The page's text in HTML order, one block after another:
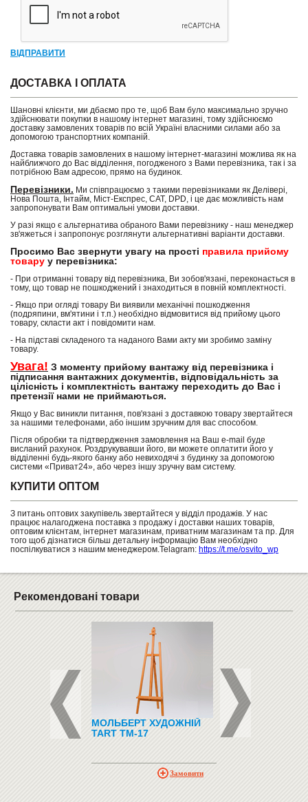
ВІДПРАВИТИ
ДОСТАВКА І ОПЛАТА
Шановні клієнти, ми дбаємо про те, щоб Вам було максимально зручно
здійснювати покупки в нашому інтернет магазині, тому здійснюємо
доставку замовлених товарів по всій Україні власними силами або за
допомогою транспортних компаній.
Доставка товарів замовлених в нашому інтернет-магазині можлива як на
найближчого до Вас відділення, погодженого з Вами перевізника, так і за
потрібною Вам адресою, прямо на будинок.
Перевізники. Ми співпрацюємо з такими перевізниками як Делівері,
Нова Пошта, Інтайм, Міст-Експрес, САТ, DPD, і це дає можливість нам
запропонувати Вам оптимальні умови доставки.
У разі якщо є альтернатива обраного Вами перевізнику - наш менеджер
зв'яжеться і запропонує розглянути альтернативні варіанти доставки.
Просимо Вас звернути увагу на прості правила прийому
товару у перевізника:
- При отриманні товару від перевізника, Ви зобов'язані, переконається в
тому, що товар не пошкоджений і знаходиться в повній комплектності.
- Якщо при огляді товару Ви виявили механічні пошкодження
(подряпини, вм'ятини і т.п.) необхідно відмовитися від прийому цього
товару, скласти акт і повідомити нам.
- На підставі складеного та наданого Вами акту ми зробимо заміну
товару.
Увага! З моменту прийому вантажу від перевізника і
підписання вантажних документів, відповідальність за
цілісність і комплектність вантажу переходить до Вас і
претензії нами не приймаються.
Якщо у Вас виникли питання, пов'язані з доставкою товару звертайтеся
за нашими телефонами, або іншим зручним для вас способом.
Після обробки та підтвердження замовлення на Ваш e-mail буде
висланий рахунок. Роздрукувавши його, ви можете оплатити його у
відділенні будь-якого банку або невиходячі з будинку за допомогою
системи «Приват24», або через іншу зручну вам систему.
КУПИТИ ОПТОМ
З питань оптових закупівель звертайтеся у відділ продажів. У нас
працює налагоджена поставка з продажу і доставки наших товарів,
оптовим клієнтам, інтернет магазинам, приватним магазинам та пр. Для
того щоб дізнатися більш детальну інформацію Вам необхідно
поспілкуватися з нашим менеджером.Telagram: https://t.me/osvito_wp
Рекомендовані товари
КРЕЙДИ
МОЛЬБЕРТ ХУДОЖНІЙ
TART ТМ-17
Замовити
НАБІР МАРКЕРІВ З
ГУБКОЮ ДЛЯ